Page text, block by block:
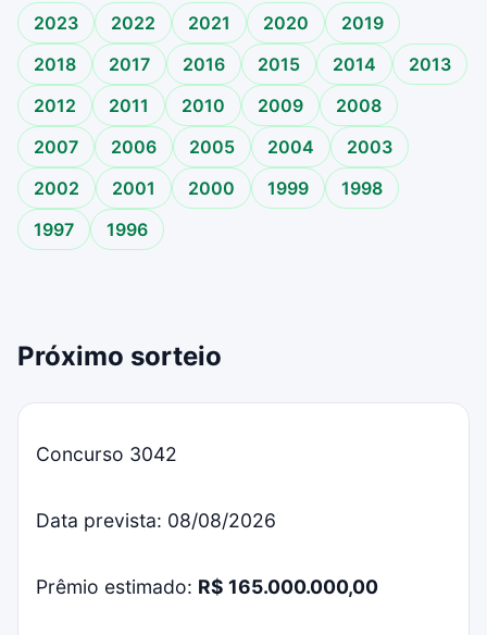
2023 2022 2021 2020
2019
2018
2017 2016 2015 2014
2013
2012
2011 2010 2009
2008
2007
2006 2005 2004
2003
2002
2001 2000 1999
1998
1997
1996
Próximo sorteio
Concurso 3042
Data prevista: 08/08/2026
Prêmio estimado: R$ 165.000.000,00